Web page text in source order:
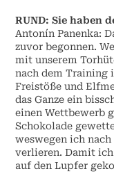
RUND: Sie haben
Antonín Panenka:
zuvor begonnen.
mit unserem
nach dem Training
Freistöße und
das Ganze ein
einen Wettbewerb
Schokolade
weswegen ich
verlieren. Damit
auf den Lupfer